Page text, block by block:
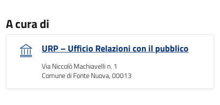
A cura di
URP – Ufficio Relazioni con il pubblico
Via Niccolò Machiavelli n. 1
Comune di Fonte Nuova, 00013